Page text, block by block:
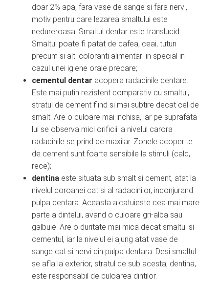
doar 2% apa, fara vase de sange si fara nervi,
motiv pentru care lezarea smaltului este
nedureroasa. Smaltul dentar este translucid.
Smaltul poate fi patat de cafea, ceai, tutun
precum si alti coloranti alimentari in special in
cazul unei igiene orale precare;
cementul dentar acopera radacinile dentare.
Este mai putin rezistent comparativ cu smaltul,
stratul de cement fiind si mai subtire decat cel de
smalt. Are o culoare mai inchisa, iar pe suprafata
lui se observa mici orificii la nivelul carora
radacinile se prind de maxilar. Zonele acoperite
de cement sunt foarte sensibile la stimuli (cald,
rece);
dentina este situata sub smalt si cement, atat la
nivelul coroanei cat si al radacinilor, inconjurand
pulpa dentara. Aceasta alcatuieste cea mai mare
parte a dintelui, avand o culoare gri-alba sau
galbuie. Are o duritate mai mica decat smaltul si
cementul, iar la nivelul ei ajung atat vase de
sange cat si nervi din pulpa dentara. Desi smaltul
se afla la exterior, stratul de sub acesta, dentina,
este responsabil de culoarea dintilor.